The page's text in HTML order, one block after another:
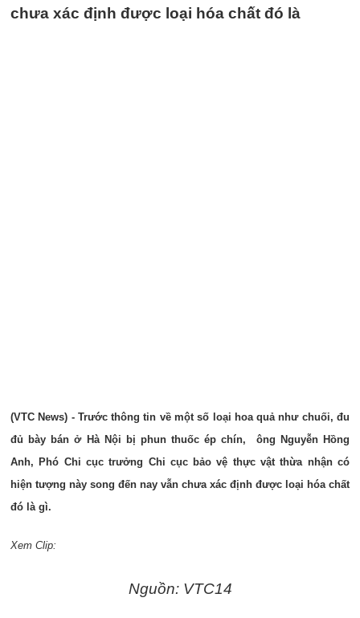
chưa xác định được loại hóa chất đó là
(VTC News) - Trước thông tin về một số loại hoa quả như chuối, đu
đủ bày bán ở Hà Nội bị phun thuốc ép chín, ông Nguyễn Hồng
Anh, Phó Chi cục trưởng Chi cục bảo vệ thực vật thừa nhận có
hiện tượng này song đến nay vẫn chưa xác định được loại hóa chất
đó là gì.
Xem Clip:
Nguồn: VTC14